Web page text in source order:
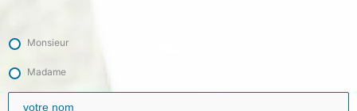
Monsieur
Madame